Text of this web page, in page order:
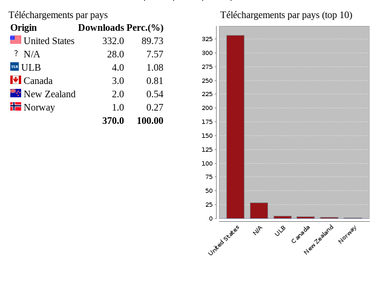
Téléchargements par pays
Origin
Downloads Perc.(%)
United States
332.0
89.73
N/A
28.0
7.57
ULB
4.0
1.08
Canada
3.0
0.81
New Zealand
2.0
0.54
Norway
1.0
0.27
370.0
100.00
Téléchargements par pays (top 10)